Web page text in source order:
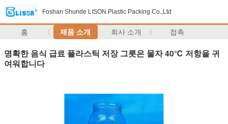
Foshan Shunde LISON Plastic Packing Co.,Ltd
홈 제품 소개 회사 소개 접촉
명확한 음식 급료 플라스틱 저장 그릇은 물자 40℃ 저항을 귀
여워합니다